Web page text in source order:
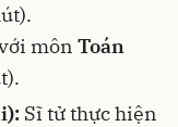
môn Toán
Sĩ tử thực hiện